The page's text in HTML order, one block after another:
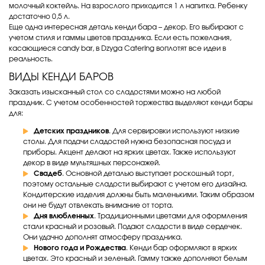
молочный коктейль. На взрослого приходится 1 л напитка. Ребенку
достаточно 0,5 л.
Еще одна интересная деталь кенди бара – декор. Его выбирают с
учетом стиля и гаммы цветов праздника. Если есть пожелания,
касающиеся candy bar, в Dzyga Catering воплотят все идеи в
реальность.
ВИДЫ КЕНДИ БАРОВ
Заказать изысканный стол со сладостями можно на любой
праздник. С учетом особенностей торжества выделяют кенди бары
для:
Детских праздников. Для сервировки используют низкие
столы. Для подачи сладостей нужна безопасная посуда и
приборы. Акцент делают на ярких цветах. Также используют
декор в виде мультяшных персонажей.
Свадеб. Основной деталью выступает роскошный торт,
поэтому остальные сладости выбирают с учетом его дизайна.
Кондитерские изделия должны быть маленькими. Таким образом
они не будут отвлекать внимание от торта.
Дня влюбленных. Традиционными цветами для оформления
стали красный и розовый. Подают сладости в виде сердечек.
Они удачно дополнят атмосферу праздника.
Нового года и Рождества. Кенди бар оформляют в ярких
цветах. Это красный и зеленый. Гамму также дополняют белым